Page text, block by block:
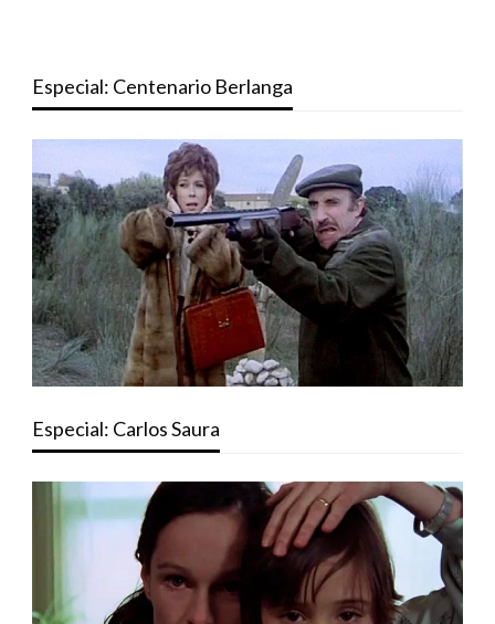
Especial: Centenario Berlanga
Especial: Carlos Saura